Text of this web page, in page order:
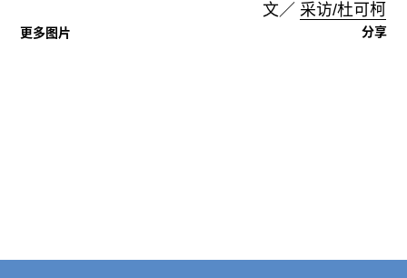
文／ 采访/杜可柯
更多图片 分享